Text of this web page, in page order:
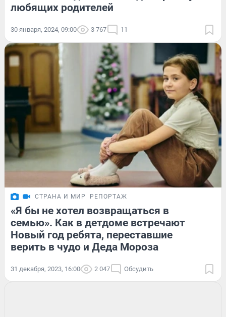
любящих родителей
30 января, 2024, 09:00 3 767 11
СТРАНА И МИР РЕПОРТАЖ
«Я бы не хотел возвращаться в
семью». Как в детдоме встречают
Новый год ребята, переставшие
верить в чудо и Деда Мороза
31 декабря, 2023, 16:00 2 047 Обсудить